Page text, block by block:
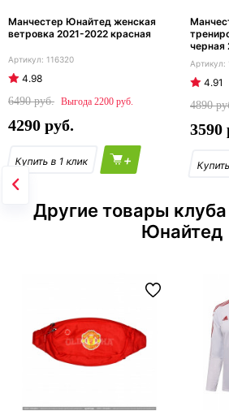
Манчестер Юнайтед женская
ветровка 2021-2022 красная
116320
4.98
6490
2200
4290
+
черная
4.91
4890
3590
Другие товары
Юнайтед